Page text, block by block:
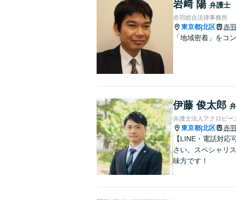
岩﨑 陽 弁護士
赤羽総合法律事務所
東京都|北区 赤
「地域密着」をコ
伊藤 俊太郎
弁護士法人アクロピー
東京都|北区 赤
【LINE・電話対
さい。スペシャリ
味方です！